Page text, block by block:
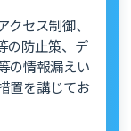
セス制御、
の防止策、デ
の情報漏えい
置を講じてお